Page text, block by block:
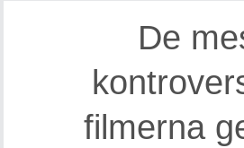
De
filmerna